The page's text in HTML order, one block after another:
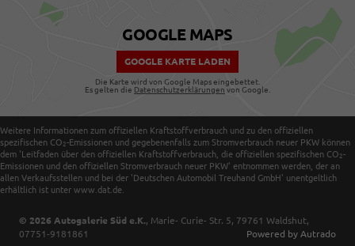
GOOGLE MAPS
GOOGLE KARTE LADEN
Die Karte wird von Google Maps eingebettet.
Es gelten die Datenschutzerklärungen von Google.
Weitere Informationen zum offiziellen Kraftstoffverbrauch und zu den offiziellen
spezifischen CO 2-Emissionen und gegebenenfalls zum Stromverbrauch neuer PKW können
dem 'Leitfaden über den offiziellen Kraftstoffverbrauch, die offiziellen spezifischen CO 2-
Emissionen und den offiziellen Stromverbrauch neuer PKW' entnommen werden, der an
allen Verkaufsstellen und bei der 'Deutschen Automobil Treuhand GmbH' unentgeltlich
erhältlich ist unter www.dat.de.
© 2026 Autogalerie Süd e.K., Marie- Curie- Str. 5, 79761 Waldshut,
07751-9181861
Powered by Autrado